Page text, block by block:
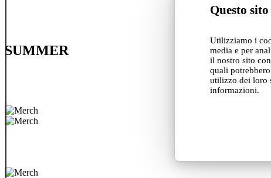
Questo
Utilizziamo i
media e per
il nostro sito
quali
utilizzo dei loro
informazioni.
SUMMER